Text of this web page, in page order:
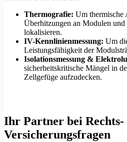
Thermografie: Um thermische
Überhitzungen an Modulen
lokalisieren.
IV-Kennlinienmessung: Um
Leistungsfähigkeit der
Isolationsmessung &
sicherheitskritische Mängel in
Zellgefüge aufzudecken.
Ihr Partner bei Rechts-
Versicherungsfragen